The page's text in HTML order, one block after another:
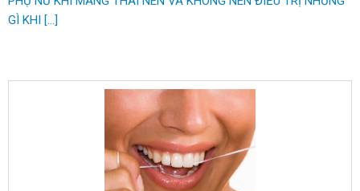
GÌ KHI [...]